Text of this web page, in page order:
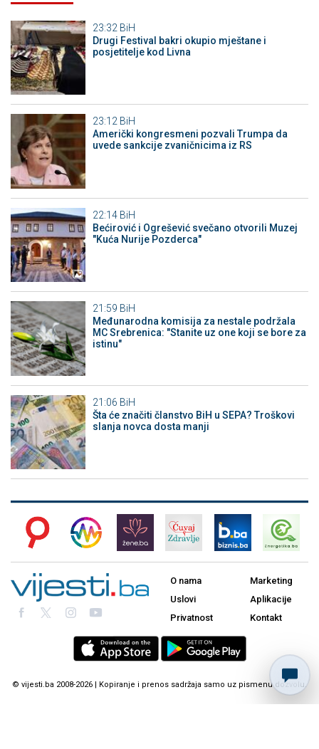
23:32 BiH
Drugi Festival bakri okupio mještane i
posjetitelje kod Livna
23:12 BiH
Američki kongresmeni pozvali Trumpa da
uvede sankcije zvaničnicima iz RS
22:14 BiH
Bećirović i Ogrešević svečano otvorili Muzej
"Kuća Nurije Pozderca"
21:59 BiH
Međunarodna komisija za nestale podržala
MC Srebrenica: "Stanite uz one koji se bore za
istinu"
21:06 BiH
Šta će značiti članstvo BiH u SEPA? Troškovi
slanja novca dosta manji
O nama
Uslovi
Privatnost
Marketing
Aplikacije
Kontakt
© vijesti.ba 2008-2026 | Kopiranje i prenos sadržaja samo uz pismenu dozvolu.